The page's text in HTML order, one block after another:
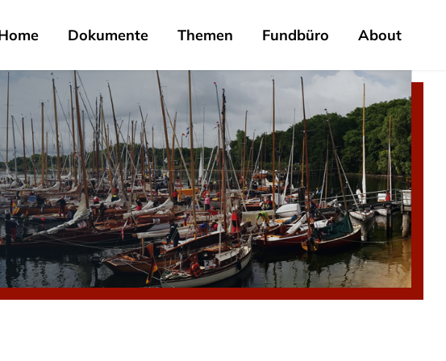
Dokumente Themen Fundbüro About